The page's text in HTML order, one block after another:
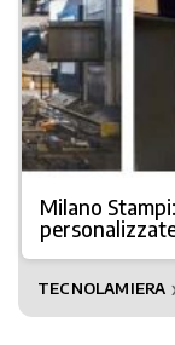
Milano
TECNOLAMIERA